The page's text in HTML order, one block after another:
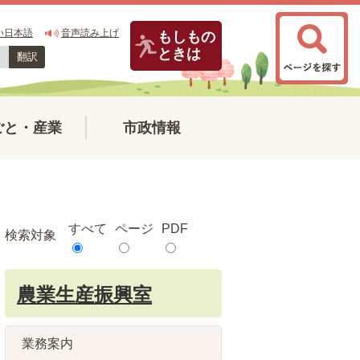
日本語 音声読み上げ
翻訳
もしもの
ときは
と・産業 市政情報
検索対象 すべて ページ PDF
農業生産振興室
業務案内